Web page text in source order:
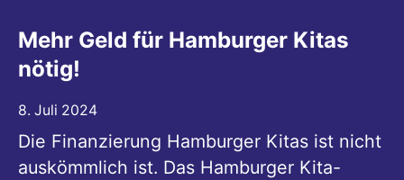
Mehr Geld für Hamburger Kitas
nötig!
8. Juli 2024
Die Finanzierung Hamburger Kitas ist nicht
auskömmlich ist. Das Hamburger Kita-